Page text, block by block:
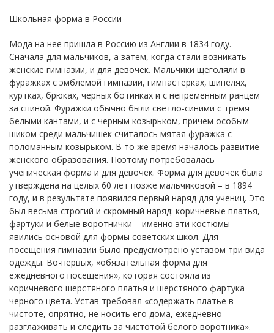
Школьная форма в России
Мода на нее пришла в Россию из Англии в 1834 году.
Сначала для мальчиков, а затем, когда стали возникать
женские гимназии, и для девочек. Мальчики щеголяли в
фуражках с эмблемой гимназии, гимнастерках, шинелях,
куртках, брюках, черных ботинках и с непременным ранцем
за спиной. Фуражки обычно были светло-синими с тремя
белыми кантами, и с черным козырьком, причем особым
шиком среди мальчишек считалось мятая фуражка с
поломанным козырьком. В то же время началось развитие
женского образования. Поэтому потребовалась
ученическая форма и для девочек. Форма для девочек была
утверждена на целых 60 лет позже мальчиковой – в 1894
году, и в результате появился первый наряд для учениц. Это
был весьма строгий и скромный наряд: коричневые платья,
фартуки и белые воротнички – именно эти костюмы
явились основой для формы советских школ. Для
посещения гимназии было предусмотрено уставом три вида
одежды. Во-первых, «обязательная форма для
ежедневного посещения», которая состояла из
коричневого шерстяного платья и шерстяного фартука
черного цвета. Устав требовал «содержать платье в
чистоте, опрятно, не носить его дома, ежедневно
разглаживать и следить за чистотой белого воротника».